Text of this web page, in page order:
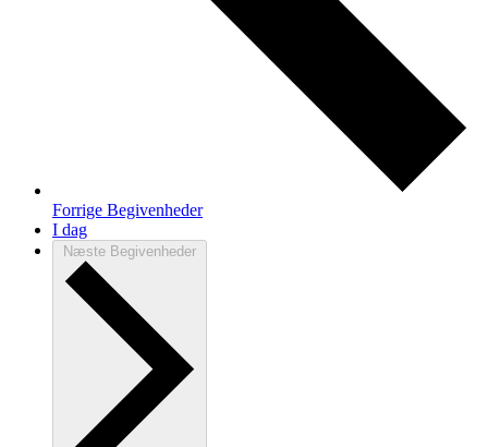
Forrige Begivenheder
I dag
Næste Begivenheder